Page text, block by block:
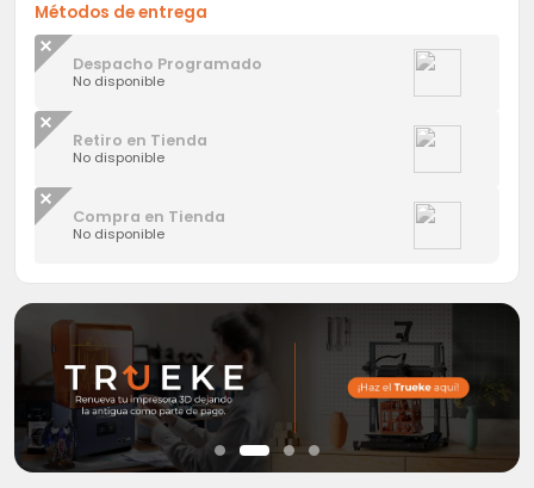
Métodos de entrega
Despacho Programado
No disponible
Retiro en Tienda
No disponible
Compra en Tienda
No disponible